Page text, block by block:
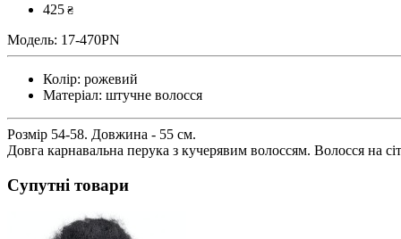
425 ₴
Модель: 17-470PN
Колір: рожевий
Матеріал: штучне волосся
Розмір 54-58. Довжина - 55 см.
Довга карнавальна перука з кучерявим волоссям. Волосся на
Супутні товари